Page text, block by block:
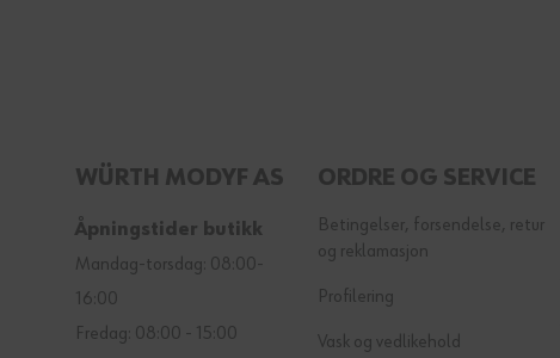
WÜRTH MODYF AS
Åpningstider butikk
Mandag-torsdag: 08:00-
16:00
Fredag: 08:00 - 15:00
ORDRE OG SERVICE
Betingelser, forsendelse, retur
og reklamasjon
Profilering
Vask og vedlikehold